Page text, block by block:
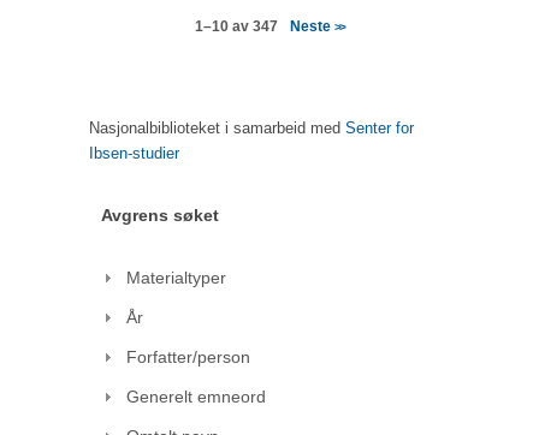
1–10 av 347 Neste >>
Nasjonalbiblioteket i samarbeid med Senter for
Ibsen-studier
Avgrens søket
Materialtyper
År
Forfatter/person
Generelt emneord